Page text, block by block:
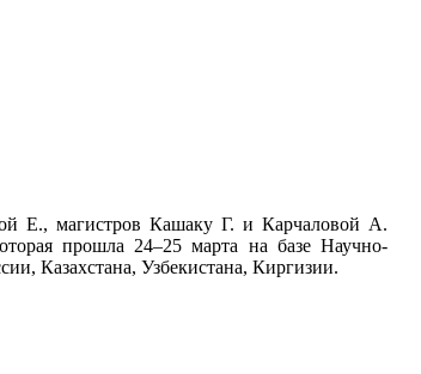
Е., магистров Кашаку Г. и Карчаловой А.
прошла 24–25 марта на базе Научно-
Казахстана, Узбекистана, Киргизии.